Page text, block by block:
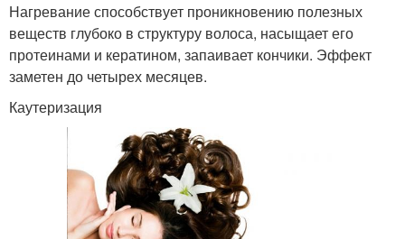
Нагревание способствует проникновению полезных
веществ глубоко в структуру волоса, насыщает его
протеинами и кератином, запаивает кончики. Эффект
заметен до четырех месяцев.
Каутеризация